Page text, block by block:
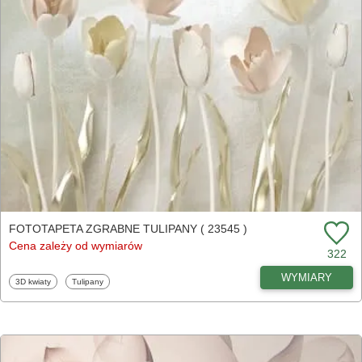
FOTOTAPETA ZGRABNE TULIPANY ( 23545 )
Cena zależy od wymiarów
322
Fototapety
3D kwiaty Fototapety
Tulipany WYMIARY